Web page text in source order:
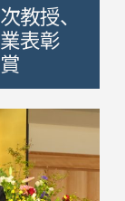
授、
表彰